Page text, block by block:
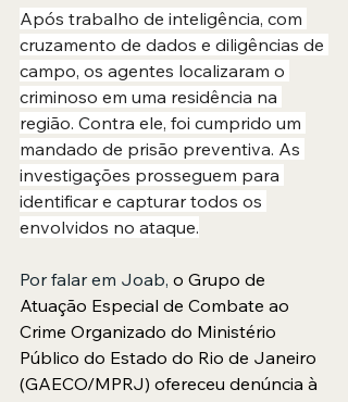
Após trabalho de inteligência, com
cruzamento de dados e diligências de
campo, os agentes localizaram o
criminoso em uma residência na
região. Contra ele, foi cumprido um
mandado de prisão preventiva. As
investigações prosseguem para
identificar e capturar todos os
envolvidos no ataque.
Por falar em Joab, o Grupo de
Atuação Especial de Combate ao
Crime Organizado do Ministério
Público do Estado do Rio de Janeiro
(GAECO/MPRJ) ofereceu denúncia à